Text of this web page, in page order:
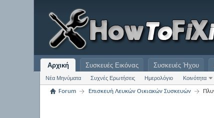
Αρχική
Νέα Μηνύματα Συχνές Ερωτήσεις Ημερολόγιο Κοινότητα
Συσκευές Εικόνας Συσκευές Ήχου
Forum Επισκευή Λευκών Οικιακών Συσκευών